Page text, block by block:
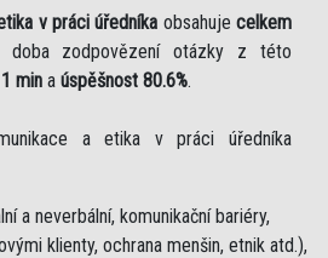
v práci úředníka obsahuje celkem
doba zodpovězení otázky z této
min a úspěšnost 80.6%.
a etika v práci úředníka
a neverbální, komunikační bariéry,
klienty, ochrana menšin, etnik atd.),